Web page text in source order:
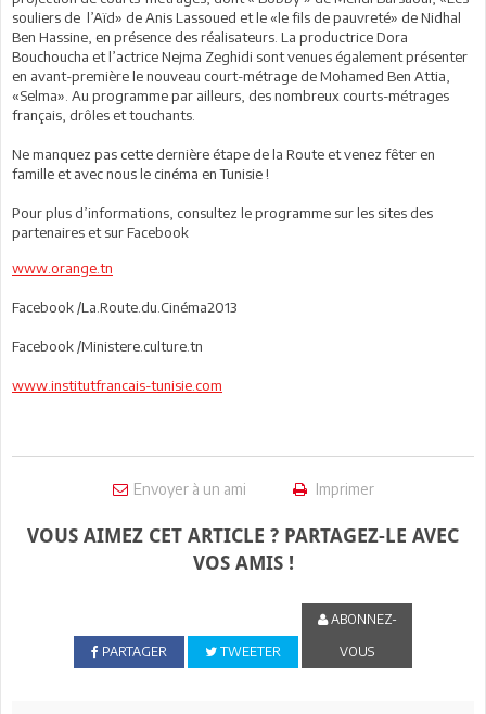
souliers de l’Aïd» de Anis Lassoued et le «le fils de pauvreté» de Nidhal
Ben Hassine, en présence des réalisateurs. La productrice Dora
Bouchoucha et l’actrice Nejma Zeghidi sont venues également présenter
en avant-première le nouveau court-métrage de Mohamed Ben Attia,
«Selma». Au programme par ailleurs, des nombreux courts-métrages
français, drôles et touchants.
Ne manquez pas cette dernière étape de la Route et venez fêter en
famille et avec nous le cinéma en Tunisie !
Pour plus d’informations, consultez le programme sur les sites des
partenaires et sur Facebook
www.orange.tn
Facebook /La.Route.du.Cinéma2013
Facebook /Ministere.culture.tn
www.institutfrancais-tunisie.com
Envoyer à un ami Imprimer
VOUS AIMEZ CET ARTICLE ? PARTAGEZ-LE AVEC
VOS AMIS !
PARTAGER TWEETER
ABONNEZ-
VOUS